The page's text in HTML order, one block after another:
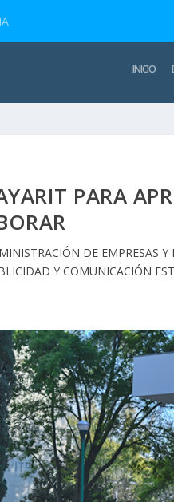
INICIO
PARA
DE EMPRESAS
Y COMUNICACIÓN